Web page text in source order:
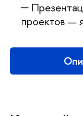
проектов —